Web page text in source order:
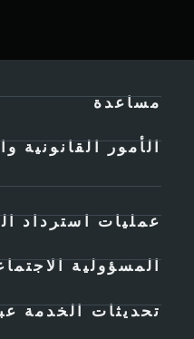
مساعدة
الأمور القانونية
عمليات استرداد
المسؤولية
تحديثات الخدمة